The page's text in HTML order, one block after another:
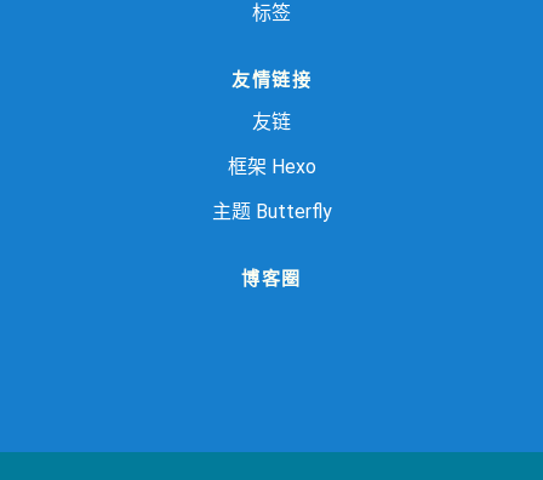
标签
友情链接
友链
框架 Hexo
主题 Butterfly
博客圈